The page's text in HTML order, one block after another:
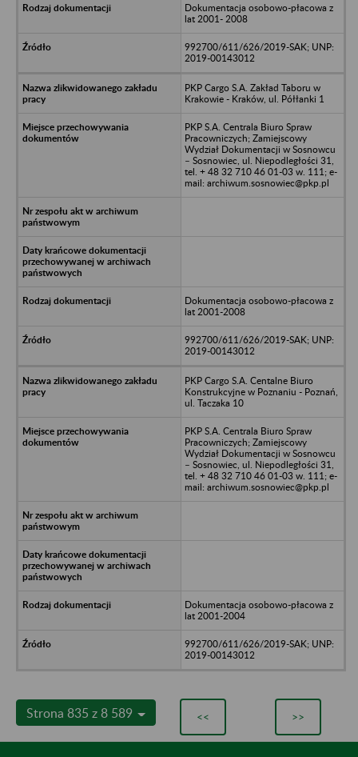
Dokumentacja osobowo-płacowa z
lat 2001- 2008
992700/611/626/2019-SAK; UNP:
2019-00143012
PKP Cargo S.A. Zakład Taboru w
Krakowie - Kraków, ul. Półłanki 1
PKP S.A. Centrala Biuro Spraw
Pracowniczych; Zamiejscowy
Wydział Dokumentacji w Sosnowcu
– Sosnowiec, ul. Niepodległości 31,
tel. + 48 32 710 46 01-03 w. 111; e-
mail: archiwum.sosnowiec@pkp.pl
Dokumentacja osobowo-płacowa z
lat 2001-2008
992700/611/626/2019-SAK; UNP:
2019-00143012
PKP Cargo S.A. Centalne Biuro
Konstrukcyjne w Poznaniu - Poznań,
ul. Taczaka 10
PKP S.A. Centrala Biuro Spraw
Pracowniczych; Zamiejscowy
Wydział Dokumentacji w Sosnowcu
– Sosnowiec, ul. Niepodległości 31,
tel. + 48 32 710 46 01-03 w. 111; e-
mail: archiwum.sosnowiec@pkp.pl
Dokumentacja osobowo-płacowa z
lat 2001-2004
992700/611/626/2019-SAK; UNP:
2019-00143012
Strona 835 z 8 589 << >>